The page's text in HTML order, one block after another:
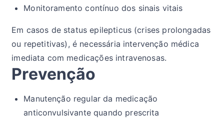
Monitoramento contínuo dos sinais vitais
Em casos de status epilepticus (crises prolongadas
ou repetitivas), é necessária intervenção médica
imediata com medicações intravenosas.
Prevenção
Manutenção regular da medicação
anticonvulsivante quando prescrita